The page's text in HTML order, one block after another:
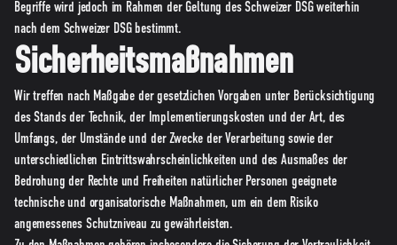
Begriffe wird jedoch im Rahmen der Geltung des Schweizer DSG weiterhin
nach dem Schweizer DSG bestimmt.
Sicherheitsmaßnahmen
Wir treffen nach Maßgabe der gesetzlichen Vorgaben unter Berücksichtigung
des Stands der Technik, der Implementierungskosten und der Art, des
Umfangs, der Umstände und der Zwecke der Verarbeitung sowie der
unterschiedlichen Eintrittswahrscheinlichkeiten und des Ausmaßes der
Bedrohung der Rechte und Freiheiten natürlicher Personen geeignete
technische und organisatorische Maßnahmen, um ein dem Risiko
angemessenes Schutzniveau zu gewährleisten.